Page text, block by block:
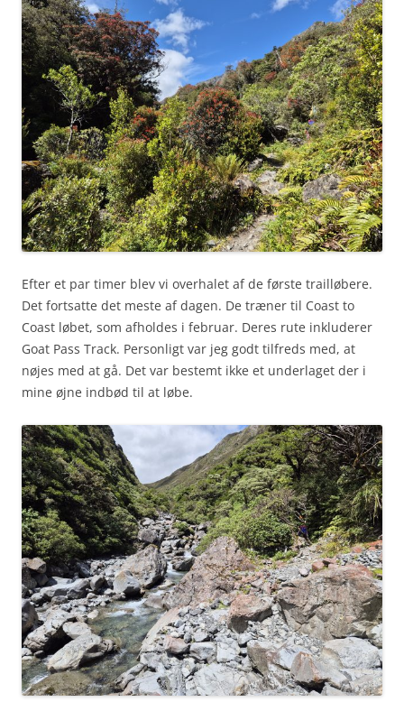
Efter et par timer blev vi overhalet af de første trailløbere.
Det fortsatte det meste af dagen. De træner til Coast to
Coast løbet, som afholdes i februar. Deres rute inkluderer
Goat Pass Track. Personligt var jeg godt tilfreds med, at
nøjes med at gå. Det var bestemt ikke et underlaget der i
mine øjne indbød til at løbe.